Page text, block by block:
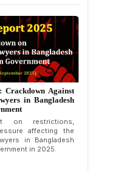
of Two
of
— A Gross
of Justice,
Freedom, and
ALERT:
Deep
over the
of a Bill Granting
from All
to July
Against
in Bangladesh
on restrictions,
affecting the
in Bangladesh
in 2025.
Violence Against
(January-
incidents
and attacks against
during January to